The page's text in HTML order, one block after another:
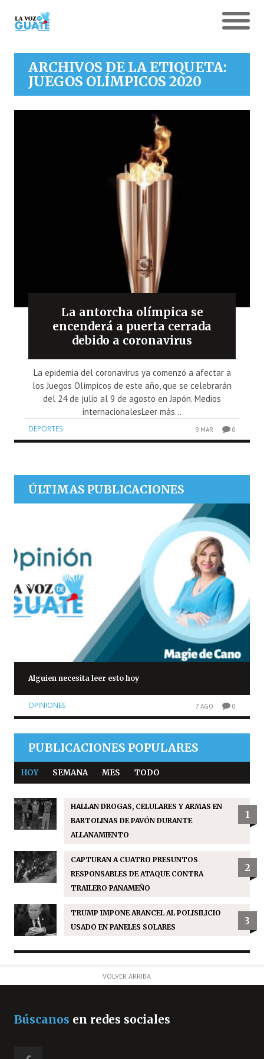
ARCHIVOS DE LA ETIQUETA:
JUEGOS OLÍMPICOS 2020
La antorcha olímpica se
encenderá a puerta cerrada
debido a coronavirus
La epidemia del coronavirus ya comenzó a afectar a
los Juegos Olímpicos de este año, que se celebrarán
del 24 de julio al 9 de agosto en Japón. Medios
internacionalesLeer más...
DEPORTES 9 MAR 0
ÚLTIMAS PUBLICACIONES
Alguien necesita leer esto hoy
OPINIONES 7 AGO 0
PUBLICACIONES POPULARES
HOY SEMANA MES TODO
HALLAN DROGAS, CELULARES Y ARMAS EN
BARTOLINAS DE PAVÓN DURANTE
ALLANAMIENTO
1
CAPTURAN A CUATRO PRESUNTOS
RESPONSABLES DE ATAQUE CONTRA
TRAILERO PANAMEÑO
2
TRUMP IMPONE ARANCEL AL POLISILICIO
USADO EN PANELES SOLARES
3
VOLVER ARRIBA
Búscanos en redes sociales